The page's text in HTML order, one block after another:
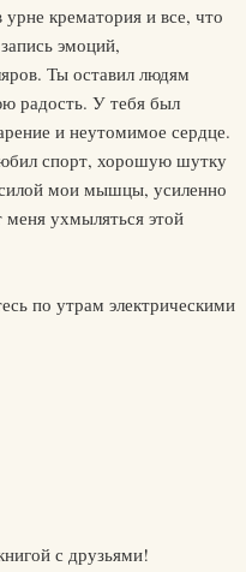
крематория и все, что
эмоций,
Ты оставил людям
радость. У тебя был
и неутомимое сердце.
спорт, хорошую шутку
мои мышцы, усиленно
меня ухмыляться этой
по утрам электрическими
с друзьями!